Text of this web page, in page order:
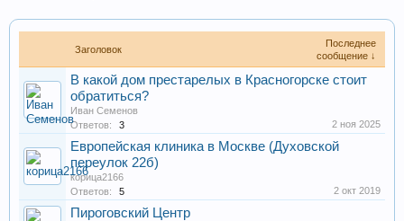
Заголовок
Последнее
сообщение ↓
В какой дом престарелых в Красногорске стоит
обратиться?
Иван Семенов
Ответов:
3 2 ноя 2025
Европейская клиника в Москве (Духовской
переулок 22б)
корица2166
Ответов:
5 2 окт 2019
Пироговский Центр